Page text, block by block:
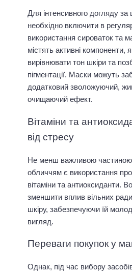
Для інтенсивного догляду
необхідно включити в
використання сироваток та
містять активні компоненти,
вирівнювати тон шкіри та
пігментації. Маски можуть
додатковий зволожуючий,
очищаючий ефект.
Вітаміни та
від стресу
Не менш важливою частиною
обличчям є використання
вітаміни та антиоксиданти.
зменшити вплив вільних
шкіру, забезпечуючи їй
вигляд.
Переваги покупок у
Однак, під час вибору